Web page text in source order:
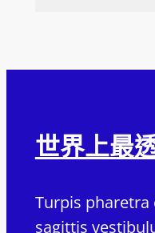
世界上最
Turpis pharetra
sagittis